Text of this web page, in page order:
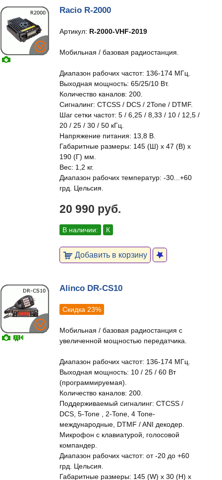
Racio R-2000
Артикул: R-2000-VHF-2019
Мобильная / базовая радиостанция.
Диапазон рабочих частот: 136-174 МГц.
Выходная мощность: 65/25/10 Вт.
Количество каналов: 200.
Сигналинг: CTCSS / DCS / 2Tone / DTMF.
Шаг сетки частот: 5 / 6,25 / 8,33 / 10 / 12,5 /
20 / 25 / 30 / 50 кГц.
Напряжение питания: 13,8 В.
Габаритные размеры: 145 (Ш) х 47 (В) х
190 (Г) мм.
Вес: 1,2 кг.
Диапазон рабочих температур: -30...+60
грд. Цельсия.
20 990 руб.
В наличии: К
Добавить в корзину
Alinco DR-CS10
Скидка 23%
Мобильная / базовая радиостанция с
увеличенной мощностью передатчика.
Диапазон рабочих частот: 136-174 МГц.
Выходная мощность: 10 / 25 / 60 Вт
(программируемая).
Количество каналов: 200.
Поддерживаемый сигналинг: CTCSS /
DCS, 5-Tone , 2-Tone, 4 Tone-
международные, DTMF / ANI декодер.
Микрофон с клавиатурой, голосовой
компандер.
Диапазон рабочих частот: от -20 до +60
грд. Цельсия.
Габаритные размеры: 145 (W) x 30 (H) x